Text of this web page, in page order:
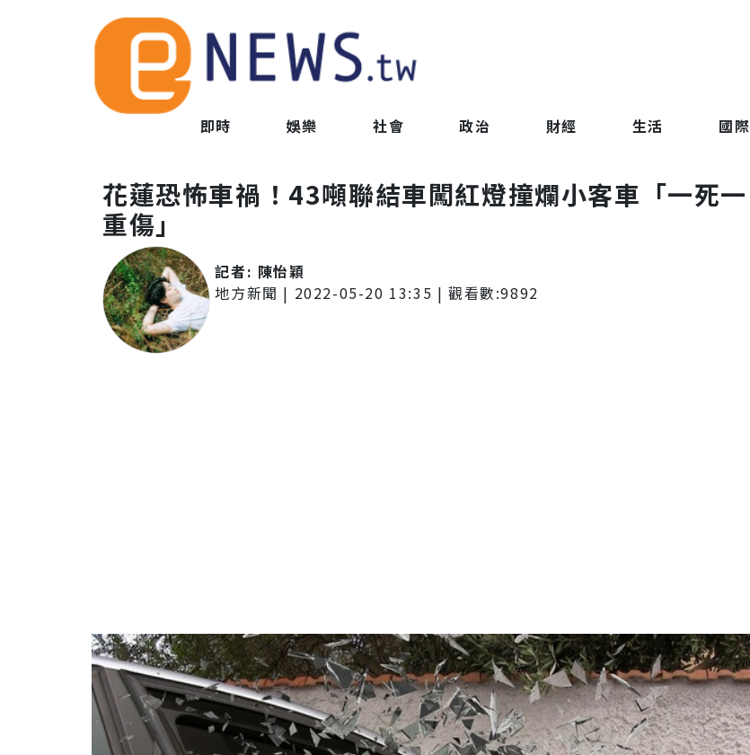
即時 娛樂 社會 政治 財經 生活 國際
花蓮恐怖車禍！43噸聯結車闖紅燈撞爛小客車「一死一
重傷」
記者: 陳怡穎
地方新聞 | 2022-05-20 13:35 | 觀看數:9892